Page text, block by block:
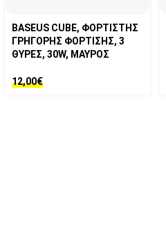
BASEUS CUBE, ΦΟΡΤΙΣΤΗΣ
ΓΡΗΓΟΡΗΣ ΦΟΡΤΙΣΗΣ, 3
ΘΥΡΕΣ, 30W, ΜΑΥΡΟΣ
12,00€